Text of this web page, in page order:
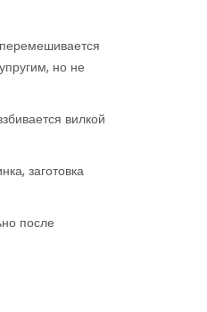
но не
вилкой
заготовка
после